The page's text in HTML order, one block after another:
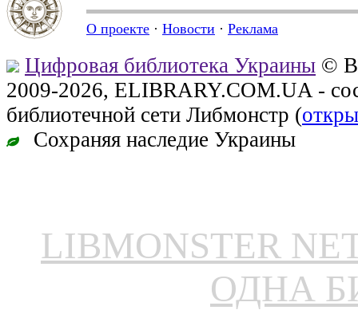
О проекте · Новости · Реклама
Цифровая библиотека Украины ©
2009-2026, ELIBRARY.COM.UA -
библиотечной сети Либмонстр (
Сохраняя наследие Украины
LIBMONSTER
ОДНА